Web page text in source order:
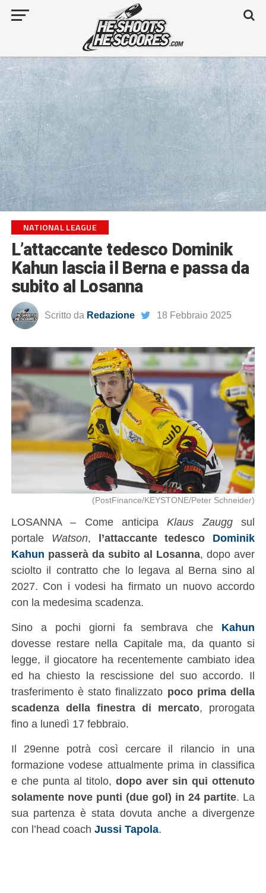
NATIONAL LEAGUE
L’attaccante tedesco Dominik
Kahun lascia il Berna e passa da
subito al Losanna
Scritto da Redazione 18 Febbraio 2025
(PostFinance/KEYSTONE/Peter Schneider)
LOSANNA – Come anticipaKlaus Zauggsul
portale Watson, l’attaccante tedesco Dominik
Kahun passerà da subito al Losanna, dopo aver
sciolto il contratto che lo legava al Berna sino al
2027. Con i vodesi ha firmato un nuovo accordo
con la medesima scadenza.
Sino a pochi giorni fa sembrava che Kahun
dovesse restare nella Capitale ma, da quanto si
legge, il giocatore ha recentemente cambiato idea
ed ha chiesto la rescissione del suo accordo. Il
trasferimento è stato finalizzato poco prima della
scadenza della finestra di mercato, prorogata
fino a lunedì 17 febbraio.
Il 29enne potrà così cercare il rilancio in una
formazione vodese attualmente prima in classifica
e che punta al titolo,dopo aver sin qui ottenuto
solamente nove punti (due gol) in 24 partite. La
sua partenza è stata dovuta anche a divergenze
con l’head coach Jussi Tapola.